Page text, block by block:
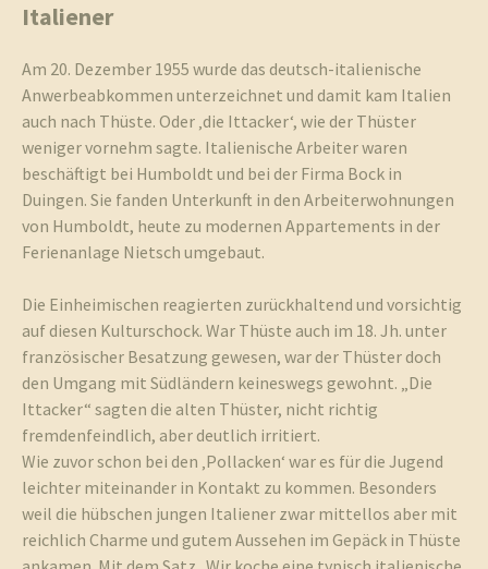
Italiener
Am 20. Dezember 1955 wurde das deutsch-italienische
Anwerbeabkommen unterzeichnet und damit kam Italien
auch nach Thüste. Oder ‚die Ittacker‘, wie der Thüster
weniger vornehm sagte. Italienische Arbeiter waren
beschäftigt bei Humboldt und bei der Firma Bock in
Duingen. Sie fanden Unterkunft in den Arbeiterwohnungen
von Humboldt, heute zu modernen Appartements in der
Ferienanlage Nietsch umgebaut.
Die Einheimischen reagierten zurückhaltend und vorsichtig
auf diesen Kulturschock. War Thüste auch im 18. Jh. unter
französischer Besatzung gewesen, war der Thüster doch
den Umgang mit Südländern keineswegs gewohnt. „Die
Ittacker“ sagten die alten Thüster, nicht richtig
fremdenfeindlich, aber deutlich irritiert.
Wie zuvor schon bei den ‚Pollacken‘ war es für die Jugend
leichter miteinander in Kontakt zu kommen. Besonders
weil die hübschen jungen Italiener zwar mittellos aber mit
reichlich Charme und gutem Aussehen im Gepäck in Thüste